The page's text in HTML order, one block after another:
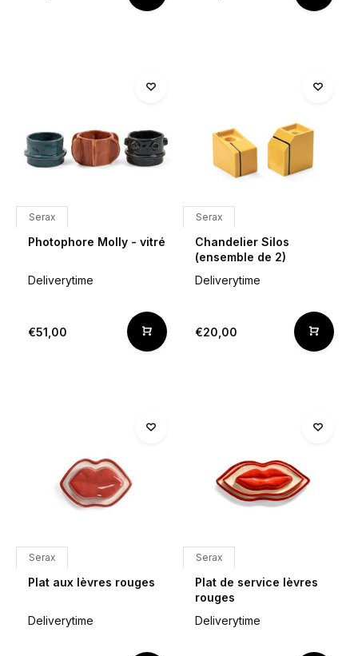
Serax
Photophore Molly - vitré
Deliverytime
€51,00
Serax
Chandelier Silos
(ensemble de 2)
Deliverytime
€20,00
Serax
Plat aux lèvres rouges
Deliverytime
Serax
Plat de service lèvres
rouges
Deliverytime